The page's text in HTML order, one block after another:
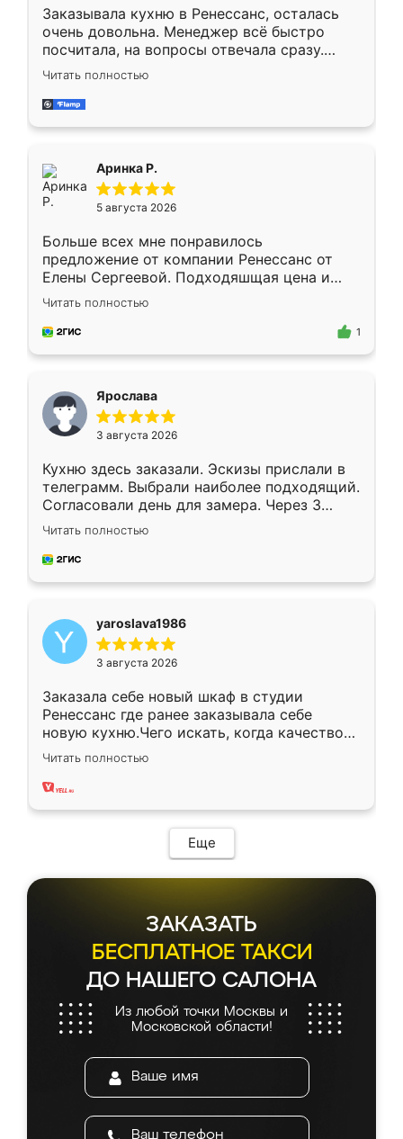
Заказывала кухню в Ренессанс, осталась
очень довольна. Менеджер всё быстро
посчитала, на вопросы отвечала сразу.
Замерщик приехал в субботу, подошёл к
делу со всей ответственностью. Собрали
за день, ребята работали аккуратно, даже
Читать полностью
Аринка Р.
5 августа 2026
Больше всех мне понравилось
предложение от компании Ренессанс от
Елены Сергеевой. Подходяшщая цена и
короткие сроки изготовления. Приехавший
для замера сотрудник Владислав
предложил по моему эскизу самый
Читать полностью
1
Ярослава
3 августа 2026
Кухню здесь заказали. Эскизы прислали в
телеграмм. Выбрали наиболее подходящий.
Согласовали день для замера. Через 3
недели кухня была уже готова. Остались
довольны работой. Спасибо Ренессанс
мебель за качественную работу!
Читать полностью
yaroslava1986
3 августа 2026
Заказала себе новый шкаф в студии
Ренессанс где ранее заказывала себе
новую кухню.Чего искать, когда качеством
вполне довольна. Служит кухня уже почти
два года, нареканий нет.
Читать полностью
Еще
ЗАКАЗАТЬ
БЕСПЛАТНОЕ ТАКСИ
ДО НАШЕГО САЛОНА
Из любой точки Москвы и
Московской области!